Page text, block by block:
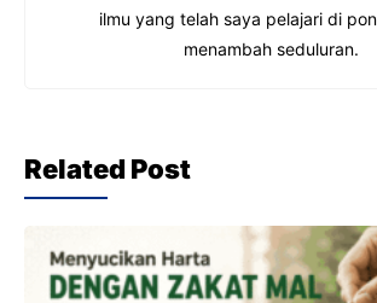
ilmu yang telah saya pelajari di
menambah seduluran.
Related Post